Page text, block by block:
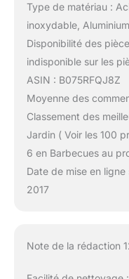
Type de matériau :
inoxydable, Aluminium
Disponibilité des
indisponible sur les
ASIN : B075RFQJ8Z
Moyenne des
Classement des
Jardin ( Voir les 100
6 en Barbecues au
Date de mise en
2017
Note de la rédaction